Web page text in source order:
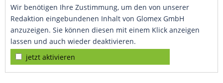
Wir benötigen Ihre Zustimmung, um den von unserer
Redaktion eingebundenen Inhalt von Glomex GmbH
anzuzeigen. Sie können diesen mit einem Klick anzeigen
lassen und auch wieder deaktivieren.
jetzt aktivieren